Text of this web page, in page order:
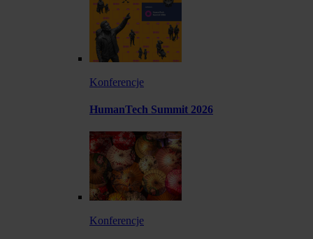
Konferencje
HumanTech Summit 2026
Konferencje